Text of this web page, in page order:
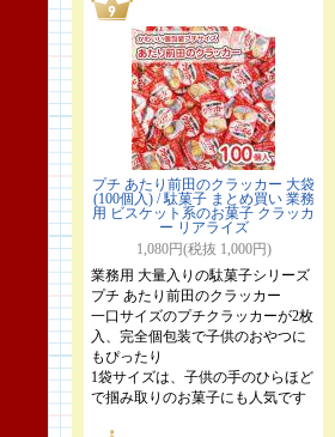
プチ あたり前田のクラッカー 大袋
(100個入) / 駄菓子 まとめ買い 業務
用 ビスケット系のお菓子 クラッカ
ー リアライズ
1,080円(税抜 1,000円)
業務用 大量入りの駄菓子シリーズ
プチ あたり前田のクラッカー
一口サイズのプチクラッカーが2枚
入、完全個包装で子供のおやつに
もぴったり
1袋サイズは、子供の手のひらほど
で掴み取りのお菓子にも人気です